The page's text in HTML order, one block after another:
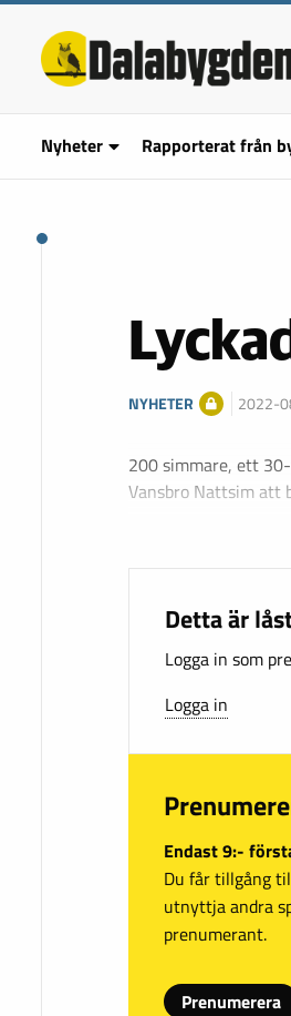
Nyheter Rapporterat från
NYHETER 2022-
200 simmare, ett
Vansbro Nattsim att
Detta är
Logga in som
Logga in
Endast 9:-
Du får tillgång
utnyttja andra
prenumerant.
Prenumerera